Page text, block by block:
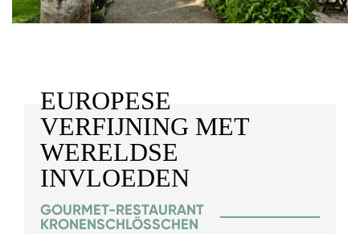
EUROPESE
VERFIJNING MET
WERELDSE
INVLOEDEN
GOURMET-RESTAURANT
KRONENSCHLÖSSCHEN